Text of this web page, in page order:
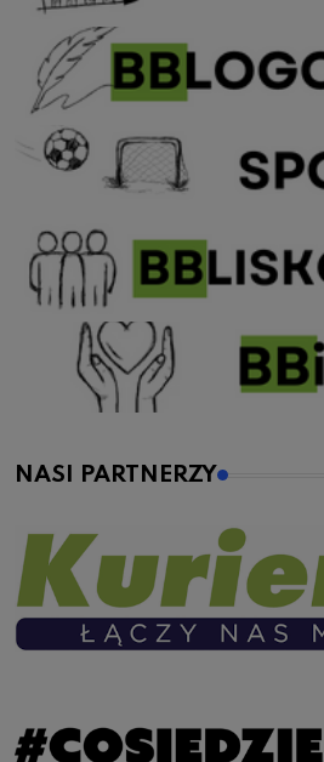
NASI PARTNERZY